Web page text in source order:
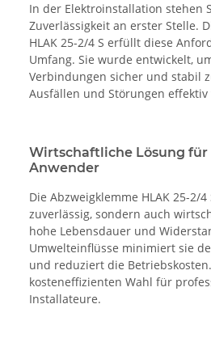
In der Elektroinstallation stehen
Zuverlässigkeit an erster Stelle.
HLAK 25-2/4 S erfüllt diese
Umfang. Sie wurde entwickelt,
Verbindungen sicher und stabil
Ausfällen und Störungen
Wirtschaftliche Lösung für
Anwender
Die Abzweigklemme HLAK 25-2/
zuverlässig, sondern auch
hohe Lebensdauer und
Umwelteinflüsse minimiert sie
und reduziert die
kosteneffizienten Wahl für
Installateure.